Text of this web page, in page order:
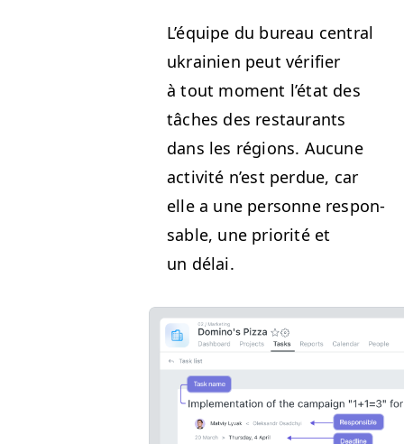
L’équipe du bureau cen­tral
ukrainien peut véri­fi­er
à tout moment l’é­tat des
tâch­es des restau­rants
dans les régions. Aucune
activ­ité n’est per­due, car
elle a une per­son­ne respon­
s­able, une pri­or­ité et
un délai.